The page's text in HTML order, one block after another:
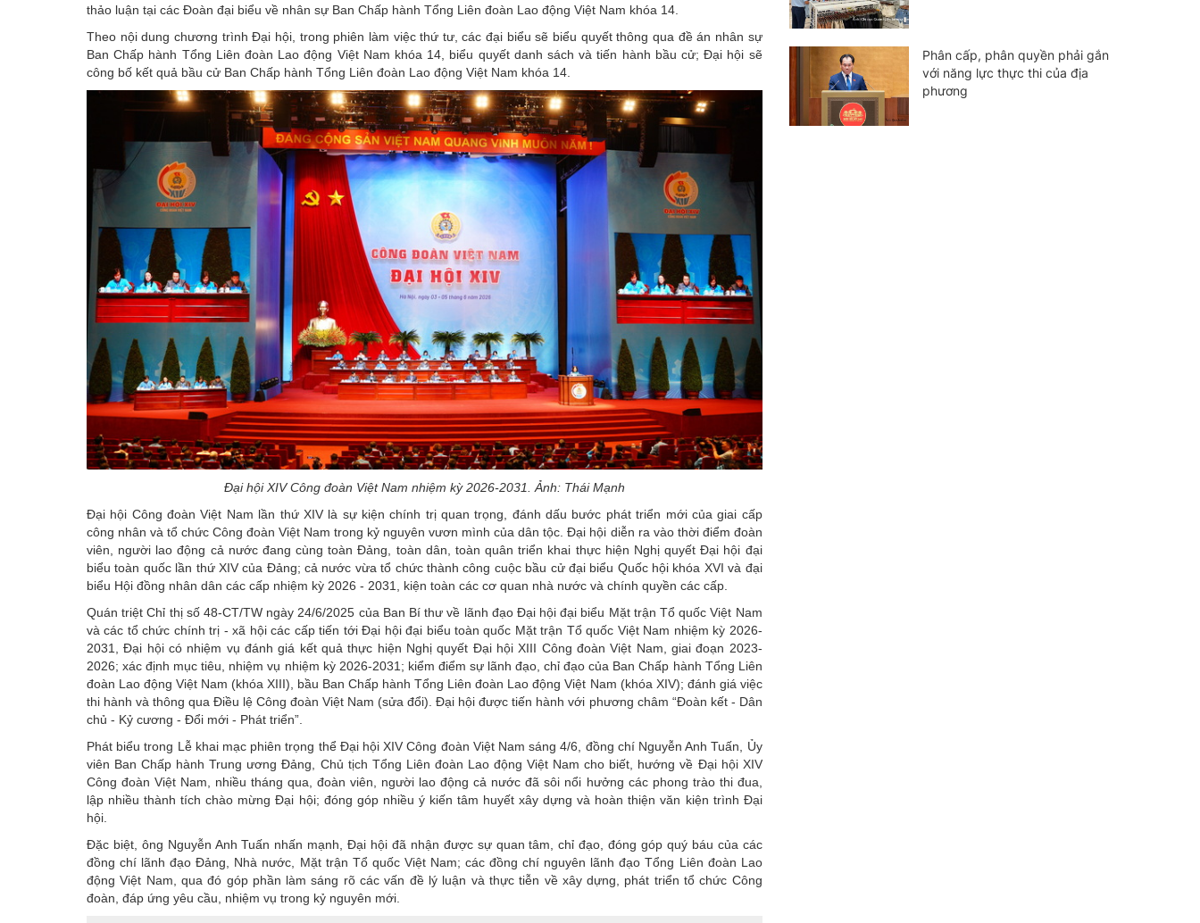
thảo luận tại các Đoàn đại biểu về nhân sự Ban Chấp hành Tổng Liên đoàn Lao động Việt Nam khóa 14.
Theo nội dung chương trình Đại hội, trong phiên làm việc thứ tư, các đại biểu sẽ biểu quyết thông qua đề án nhân sự
Ban Chấp hành Tổng Liên đoàn Lao động Việt Nam khóa 14, biểu quyết danh sách và tiến hành bầu cử; Đại hội sẽ
công bố kết quả bầu cử Ban Chấp hành Tổng Liên đoàn Lao động Việt Nam khóa 14.
Đại hội XIV Công đoàn Việt Nam nhiệm kỳ 2026-2031. Ảnh: Thái Mạnh
Đại hội Công đoàn Việt Nam lần thứ XIV là sự kiện chính trị quan trọng, đánh dấu bước phát triển mới của giai cấp
công nhân và tổ chức Công đoàn Việt Nam trong kỷ nguyên vươn mình của dân tộc. Đại hội diễn ra vào thời điểm đoàn
viên, người lao động cả nước đang cùng toàn Đảng, toàn dân, toàn quân triển khai thực hiện Nghị quyết Đại hội đại
biểu toàn quốc lần thứ XIV của Đảng; cả nước vừa tổ chức thành công cuộc bầu cử đại biểu Quốc hội khóa XVI và đại
biểu Hội đồng nhân dân các cấp nhiệm kỳ 2026 - 2031, kiện toàn các cơ quan nhà nước và chính quyền các cấp.
Quán triệt Chỉ thị số 48-CT/TW ngày 24/6/2025 của Ban Bí thư về lãnh đạo Đại hội đại biểu Mặt trận Tổ quốc Việt Nam
và các tổ chức chính trị - xã hội các cấp tiến tới Đại hội đại biểu toàn quốc Mặt trận Tổ quốc Việt Nam nhiệm kỳ 2026-
2031, Đại hội có nhiệm vụ đánh giá kết quả thực hiện Nghị quyết Đại hội XIII Công đoàn Việt Nam, giai đoạn 2023-
2026; xác định mục tiêu, nhiệm vụ nhiệm kỳ 2026-2031; kiểm điểm sự lãnh đạo, chỉ đạo của Ban Chấp hành Tổng Liên
đoàn Lao động Việt Nam (khóa XIII), bầu Ban Chấp hành Tổng Liên đoàn Lao động Việt Nam (khóa XIV); đánh giá việc
thi hành và thông qua Điều lệ Công đoàn Việt Nam (sửa đổi). Đại hội được tiến hành với phương châm “Đoàn kết - Dân
chủ - Kỷ cương - Đổi mới - Phát triển”.
Phát biểu trong Lễ khai mạc phiên trọng thể Đại hội XIV Công đoàn Việt Nam sáng 4/6, đồng chí Nguyễn Anh Tuấn, Ủy
viên Ban Chấp hành Trung ương Đảng, Chủ tịch Tổng Liên đoàn Lao động Việt Nam cho biết, hướng về Đại hội XIV
Công đoàn Việt Nam, nhiều tháng qua, đoàn viên, người lao động cả nước đã sôi nổi hưởng các phong trào thi đua,
lập nhiều thành tích chào mừng Đại hội; đóng góp nhiều ý kiến tâm huyết xây dựng và hoàn thiện văn kiện trình Đại
hội.
Đặc biệt, ông Nguyễn Anh Tuấn nhấn mạnh, Đại hội đã nhận được sự quan tâm, chỉ đạo, đóng góp quý báu của các
đồng chí lãnh đạo Đảng, Nhà nước, Mặt trận Tổ quốc Việt Nam; các đồng chí nguyên lãnh đạo Tổng Liên đoàn Lao
động Việt Nam, qua đó góp phần làm sáng rõ các vấn đề lý luận và thực tiễn về xây dựng, phát triển tổ chức Công
đoàn, đáp ứng yêu cầu, nhiệm vụ trong kỷ nguyên mới.
Phân cấp, phân quyền phải gắn
với năng lực thực thi của địa
phương